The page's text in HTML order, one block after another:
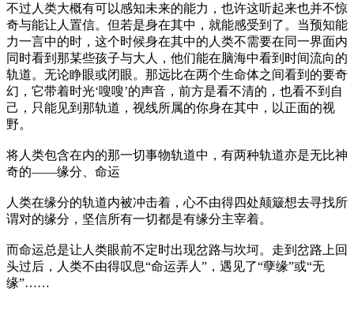
不过人类大概有可以感知未来的能力，也许这听起来也并不惊
奇与能让人置信。但若是身在其中，就能感受到了。当预知能
力一言中的时，这个时候身在其中的人类不需要在同一界面内
同时看到那某些孩子与大人，他们能在脑海中看到时间流向的
轨道。无论睁眼或闭眼。那远比在两个生命体之间看到的要奇
幻，它带着时光‘嗖嗖’的声音，前方是看不清的，也看不到自
己，只能见到那轨道，视线所属的你身在其中，以正面的视
野。
将人类包含在内的那一切事物轨道中，有两种轨道亦是无比神
奇的——缘分、命运
人类在缘分的轨道内被冲击着，心不由得四处颠簸想去寻找所
谓对的缘分，坚信所有一切都是有缘分主宰着。
而命运总是让人类眼前不定时出现岔路与坎坷。走到岔路上回
头过后，人类不由得叹息“命运弄人”，遇见了“孽缘”或“无
缘”……